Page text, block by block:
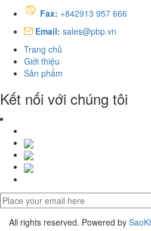
Fax: +842913 957 666
Email: sales@pbp.vn
Trang chủ
Giới thiệu
Sản phẩm
Kết nối với chúng tôi
All rights reserved. Powered by